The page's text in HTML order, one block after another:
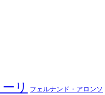
リ フェルナンド・アロンソ